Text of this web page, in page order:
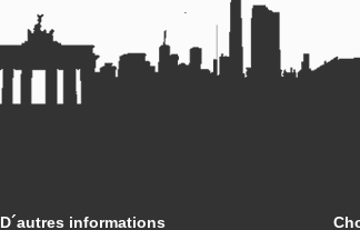
D´autres informations